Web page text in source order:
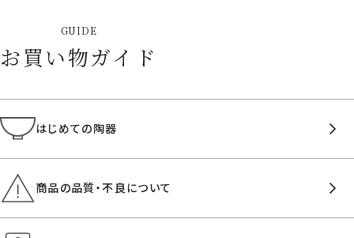
GUIDE
お買い物ガイド
はじめての陶器
商品の品質・不良について